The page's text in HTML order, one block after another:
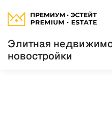
Элитная
новостройки